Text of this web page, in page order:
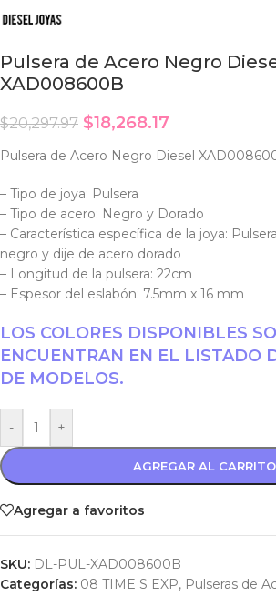
Pulsera de Acero Negro
XAD008600B
$20,297.97 $18,268.17
Pulsera de Acero Negro Diesel
– Tipo de joya: Pulsera
– Tipo de acero: Negro y Dorado
– Característica específica de la joya:
negro y dije de acero dorado
– Longitud de la pulsera: 22cm
– Espesor del eslabón: 7.5mm x 16 mm
LOS COLORES DISPONIBLES
ENCUENTRAN EN EL LISTADO
DE MODELOS.
- +
AGREGAR AL CARRITO
Agregar a favoritos
SKU: DL-PUL-XAD008600B
Categorías: 08 TIME S EXP, Pulseras de